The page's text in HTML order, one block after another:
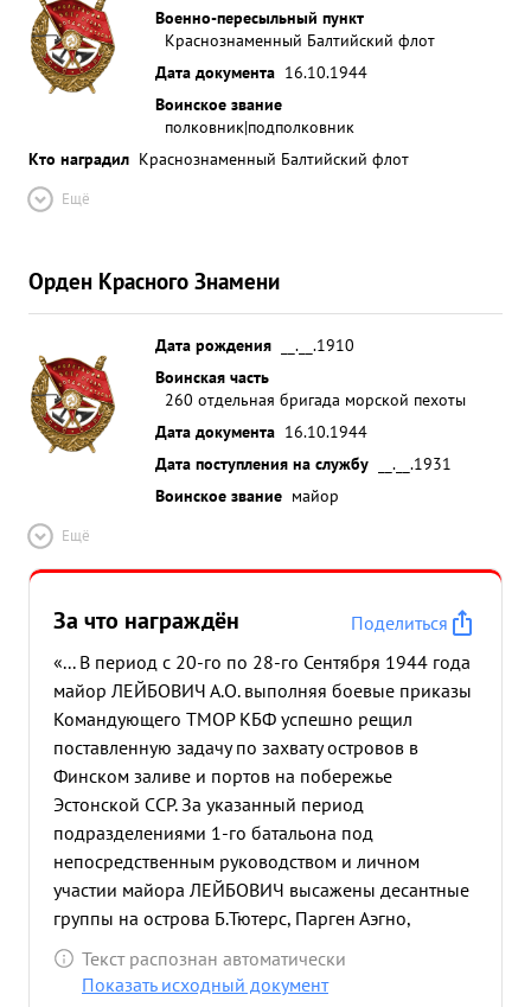
Военно-пересыльный пункт
Краснознаменный Балтийский флот
Дата документа 16.10.1944
Воинское звание
полковник|подполковник
Кто наградил Краснознаменный Балтийский флот
Ещё
Орден Красного Знамени
Дата рождения
__.__.1910
Воинская часть
260 отдельная бригада морской пехоты
Дата документа 16.10.1944
Дата поступления на службу
__.__.1931
Воинское звание майор
Ещё
За что награждён
Поделиться
«... В период с 20-го по 28-го Сентября 1944 года
майор ЛЕЙБОВИЧ А.О. выполняя боевые приказы
Командующего ТМОР КБФ успешно рещил
поставленную задачу по захвату островов в
Финском заливе и портов на побережье
Эстонской ССР. За указанный период
подразделениями 1-го батальона под
непосредственным руководством и личном
участии майора ЛЕЙБОВИЧ высажены десантные
группы на острова Б.Тютерс, Парген Аэгно,
Вормсисар и в портах Кунда, Таллин Локса
Шалдиски. Произведено очищение их от
Текст распознан автоматически
Показать исходный документ